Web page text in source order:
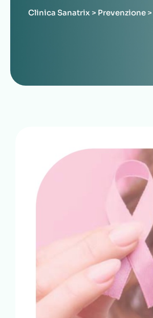
Clinica Sanatrix > Prevenzione >